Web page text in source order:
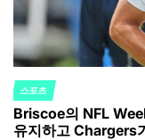
POSTED
IN
스포츠
Briscoe의 NFL
유지하고 Chargers